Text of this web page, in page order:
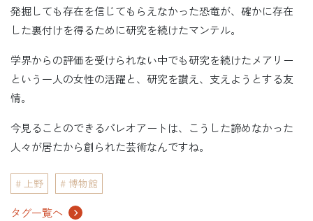
発掘しても存在を信じてもらえなかった恐竜が、確かに存在
した裏付けを得るために研究を続けたマンテル。
学界からの評価を受けられない中でも研究を続けたメアリー
という一人の女性の活躍と、研究を讃え、支えようとする友
情。
今見ることのできるパレオアートは、こうした諦めなかった
人々が居たから創られた芸術なんですね。
上野 博物館
タグ一覧へ